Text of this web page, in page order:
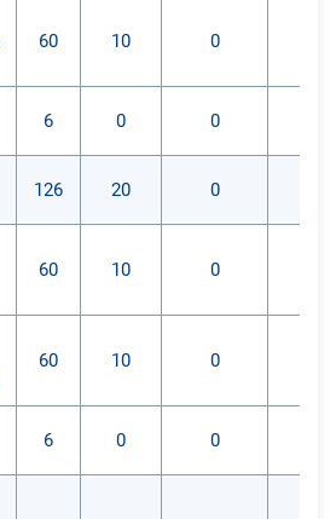
60 10 0
6 0 0
126 20 0
60 10 0
60 10 0
6 0 0